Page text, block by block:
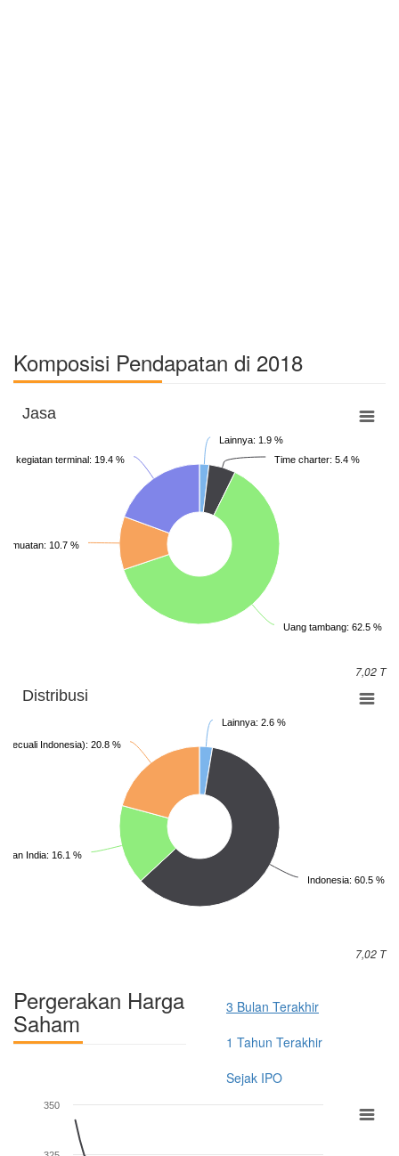
Komposisi Pendapatan di 2018
Jasa
Lainnya: 1.9 %
Time charter: 5.4 %
Uang tambang: 62.5 %
muatan: 10.7 %
kegiatan terminal: 19.4 %
7,02 T
Distribusi
Lainnya: 2.6 %
Indonesia: 60.5 %
dan India: 16.1 %
(kecuali Indonesia): 20.8 %
7,02 T
Pergerakan Harga
Saham
3 Bulan Terakhir
1 Tahun Terakhir
Sejak IPO
350